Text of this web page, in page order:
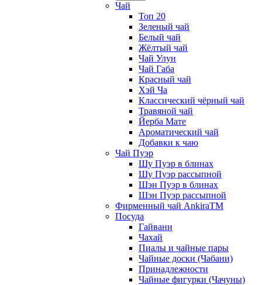
Чай
Топ 20
Зеленый чай
Белый чай
Жёлтый чай
Чай Улун
Чай Габа
Красный чай
Хэй Ча
Классический чёрный чай
Травяной чай
Йерба Мате
Ароматический чай
Добавки к чаю
Чай Пуэр
Шу Пуэр в блинах
Шу Пуэр рассыпной
Шэн Пуэр в блинах
Шэн Пуэр рассыпной
Фирменный чай AnkiraTM
Посуда
Гайвани
Чахай
Пиалы и чайные пары
Чайные доски (Чабани)
Принадлежности
Чайные фигурки (Чачуны)